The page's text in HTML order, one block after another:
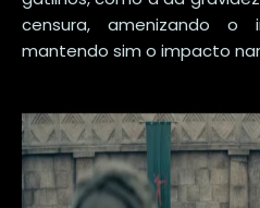
censura, amenizando
mantendo sim o impacto